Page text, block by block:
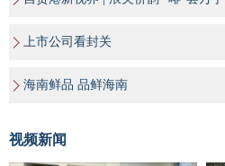
上市公司看封关
海南鲜品 品鲜海南
视频新闻